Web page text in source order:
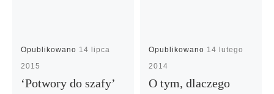
Opublikowano 14 lipca
2015
‘Potwory do szafy’
Opublikowano 14 lutego
2014
O tym, dlaczego